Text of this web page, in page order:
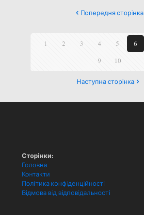
Попередня сторінка
1 2 3 4 5 6
9
10
Наступна сторінка
Сторінки:
Головна
Контакти
Політика конфіденційності
Відмова від відповідальності